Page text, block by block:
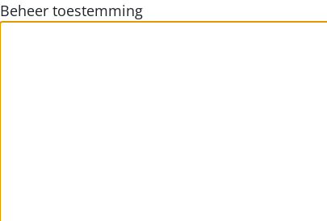
Beheer toestemming